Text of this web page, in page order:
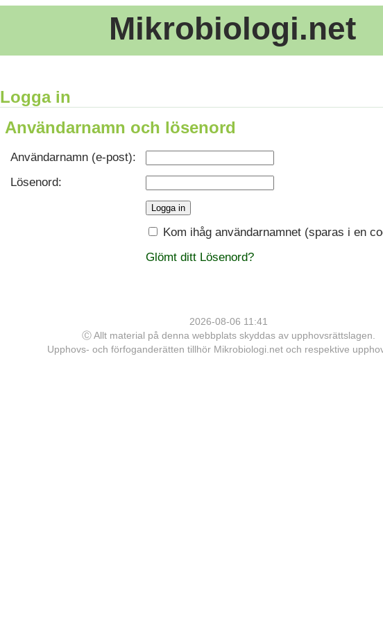
Mikrobiologi.net
Logga in
Användarnamn och lösenord
Användarnamn (e-post):
Lösenord:
Kom ihåg användarnamnet (sparas i en
Glömt ditt Lösenord?
2026-08-06 11:41
Ⓒ Allt material på denna webbplats skyddas av upphovsrättslagen.
Upphovs- och förfoganderätten tillhör Mikrobiologi.net och respektive